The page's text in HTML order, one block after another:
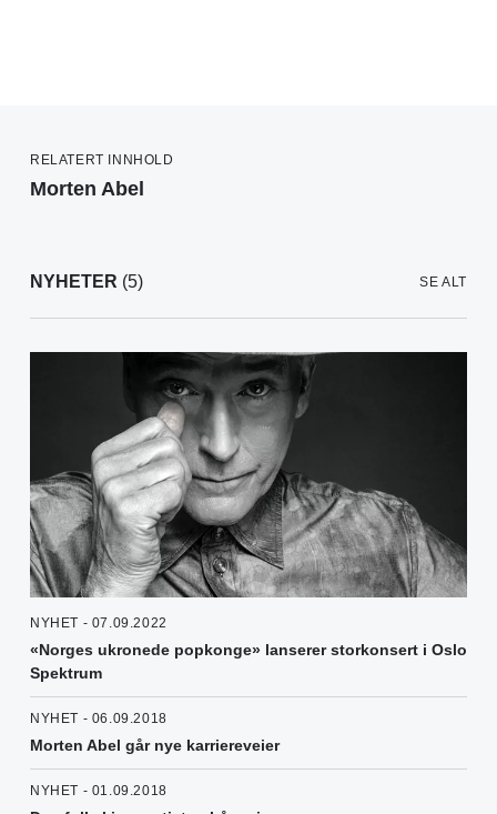
RELATERT INNHOLD
Morten Abel
NYHETER (5) SE ALT
NYHET - 07.09.2022
«Norges ukronede popkonge» lanserer storkonsert i Oslo
Spektrum
NYHET - 06.09.2018
Morten Abel går nye karriereveier
NYHET - 01.09.2018